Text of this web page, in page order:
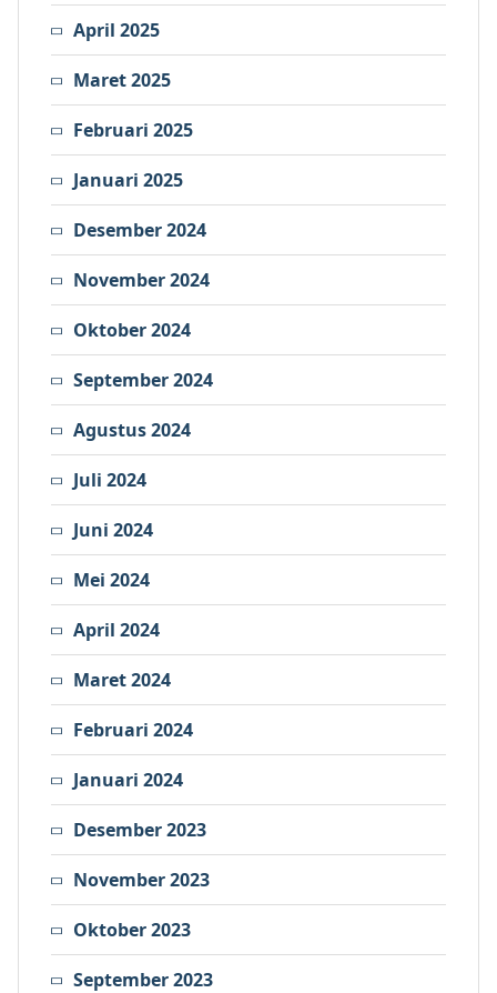
April 2025
Maret 2025
Februari 2025
Januari 2025
Desember 2024
November 2024
Oktober 2024
September 2024
Agustus 2024
Juli 2024
Juni 2024
Mei 2024
April 2024
Maret 2024
Februari 2024
Januari 2024
Desember 2023
November 2023
Oktober 2023
September 2023